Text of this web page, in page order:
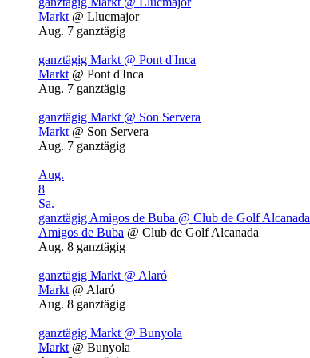
Markt @ Llucmajor
Aug. 7 ganztägig
ganztägig Markt @ Pont d'Inca
Markt @ Pont d'Inca
Aug. 7 ganztägig
ganztägig Markt @ Son Servera
Markt @ Son Servera
Aug. 7 ganztägig
Aug.
8
Sa.
ganztägig Amigos de Buba @ Club de Golf Alcanada
Amigos de Buba @ Club de Golf Alcanada
Aug. 8 ganztägig
ganztägig Markt @ Alaró
Markt @ Alaró
Aug. 8 ganztägig
ganztägig Markt @ Bunyola
Markt @ Bunyola